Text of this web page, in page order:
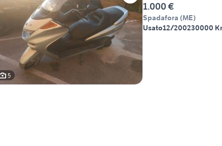
5
1.000 €
Spadafora (ME)
Usato12/200230000